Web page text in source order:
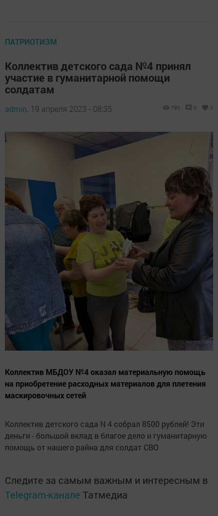
ПАТРИОТИЗМ
Коллектив детского сада №4 принял
участие в гуманитарной помощи
солдатам
admin, 19 апреля 2023 - 08:35 790 0 0
Коллектив МБДОУ №4 оказал материальную помощь
на приобретение расходных материалов для плетения
маскировочных сетей
Коллектив детского сада N 4 собрал 8500 рублей! Эти
деньги - большой вклад в благое дело и гуманитарную
помощь от нашего райна для солдат СВО
Следите за самым важным и интересным в
Telegram-канале Татмедиа